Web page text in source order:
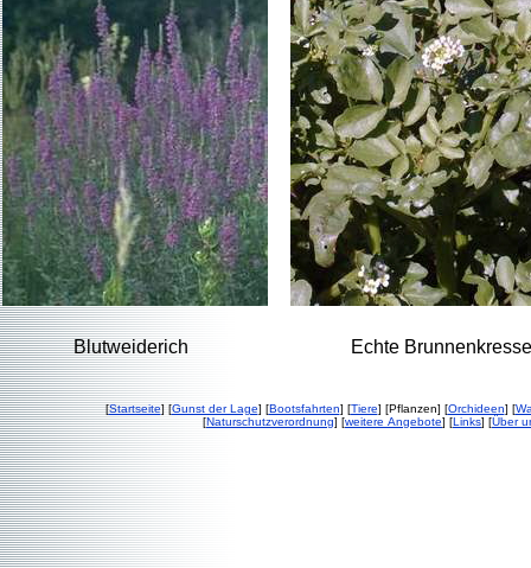
Blutweiderich Echte Brunnenkresse
[Startseite] [Gunst der Lage] [Bootsfahrten] [Tiere] [Pflanzen] [Orchideen] [
[Naturschutzverordnung] [weitere Angebote] [Links] [Über